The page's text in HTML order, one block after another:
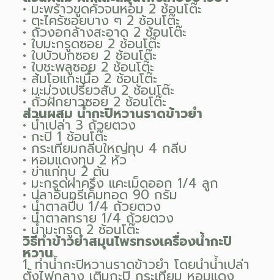
• มะพร้าวขูดคั่วจนหอม 2 ช้อนโต๊ะ
• ตะไคร้ซอยบาง ๆ 2 ช้อนโต๊ะ
• ถั่วงอกล้างสะอาด 2 ช้อนโต๊ะ
• ใบมะกรูดซอย 2 ช้อนโต๊ะ
• ใบบัวบกซอย 2 ช้อนโต๊ะ
• ใบชะพลูซอย 2 ช้อนโต๊ะ
• ส้มโอแกะเนื้อ 2 ช้อนโต๊ะ
• มะม่วงเปรี้ยวสับ 2 ช้อนโต๊ะ
• ถั่วฝักยาวซอย 2 ช้อนโต๊ะ
ส่วนผสม น้ำกะปิหวานราดข้าวยำ
• น้ำเปล่า 3 ถ้วยตวง
• กะปิ 1 ช้อนโต๊ะ
• กระเทียมกลีบใหญ่ทุบ 4 กลีบ
• หอมแดงทุบ 2 หัว
• ข่าแก่ทุบ 2 ต้น
• มะกรูดผ่าครึ่ง แคะเม็ดออก 1/4 ลูก
• ปลาอินทรีเค็มทอด 90 กรัม
• น้ำตาลปี๊บ 1/4 ถ้วยตวง
• น้ำตาลทราย 1/4 ถ้วยตวง
• น้ำมะกรูด 2 ช้อนโต๊ะ
วิธีทำข้าวยำสมุนไพรทรงเครื่องน้ำกะปิ
หวาน
1. ทำน้ำกะปิหวานราดข้าวยำ โดยนำน้ำเปล่า